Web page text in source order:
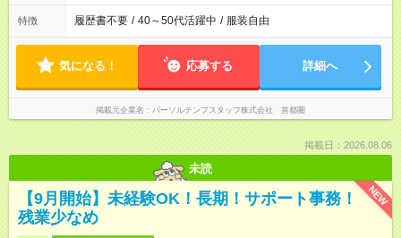
特徴 履歴書不要 / 40～50代活躍中 / 服装自由
気になる！ 応募する 詳細へ
掲載元企業名 パーソルテンプスタッフ株式会社 首都圏
掲載日：2026.08.06
未読
NEW
【9月開始】未経験OK！長期！サポート事務！
残業少なめ